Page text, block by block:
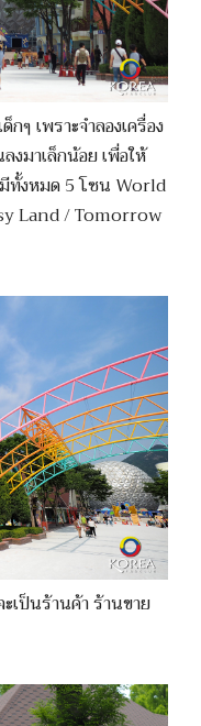
ๆ เพราะจำลองเครื่อง
งมาเล็กน้อย เพื่อให้
มีทั้งหมด 5 โซน World
Land / Tomorrow
เป็นร้านค้า ร้านขาย